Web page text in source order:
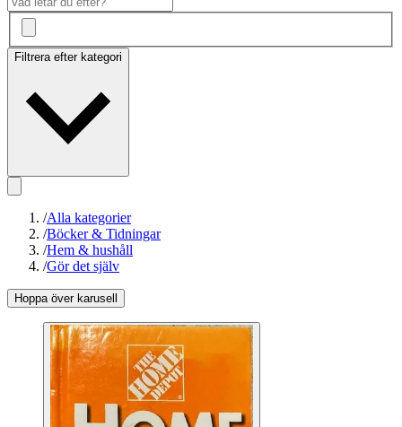
Filtrera efter kategori
/Alla kategorier
/Böcker & Tidningar
/Hem & hushåll
/Gör det själv
Hoppa över karusell